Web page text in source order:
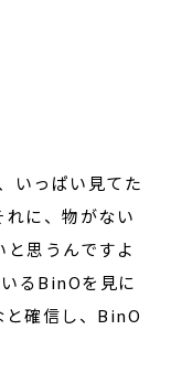
いっぱい見てた
に、物がない
思うんですよ
るBinOを見に
と確信し、BinO